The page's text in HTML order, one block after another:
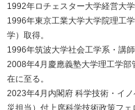
1992年ロチェスター大学経営大学
1996年東京工業大学大学院理工
学）取得。
1996年筑波大学社会工学系・講
2008年4月慶應義塾大学理工学
在に至る。
2023年4月内閣府 科学技術・イ
災担当）付上席科学技術政策フェ